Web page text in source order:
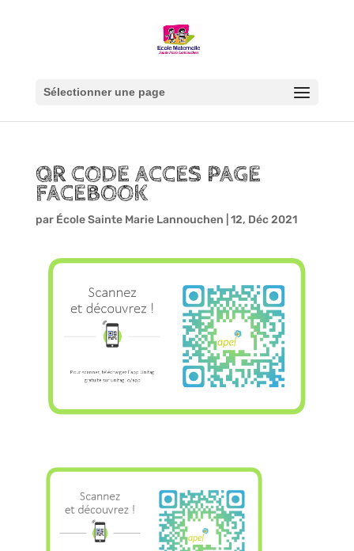
Sélectionner une page
QR CODE ACCES PAGE
FACEBOOK
par École Sainte Marie Lannouchen 12, Déc 2021